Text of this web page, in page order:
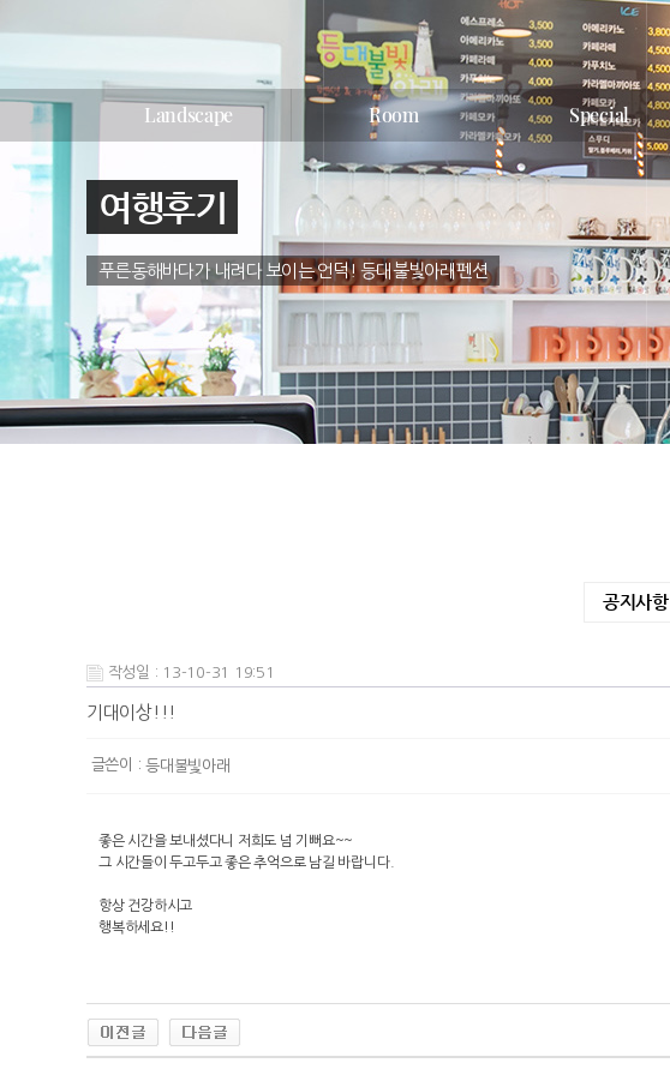
Landscape Room Special
여행후기
푸른동해바다가 내려다 보이는 언덕! 등대불빛아래펜션
공지사항
작성일 : 13-10-31 19:51
기대이상!!!
글쓴이 :등대불빛아래
좋은 시간을 보내셨다니 저희도 넘 기뻐요~~
그 시간들이 두고두고 좋은 추억으로 남길 바랍니다.
항상 건강하시고
행복하세요!!